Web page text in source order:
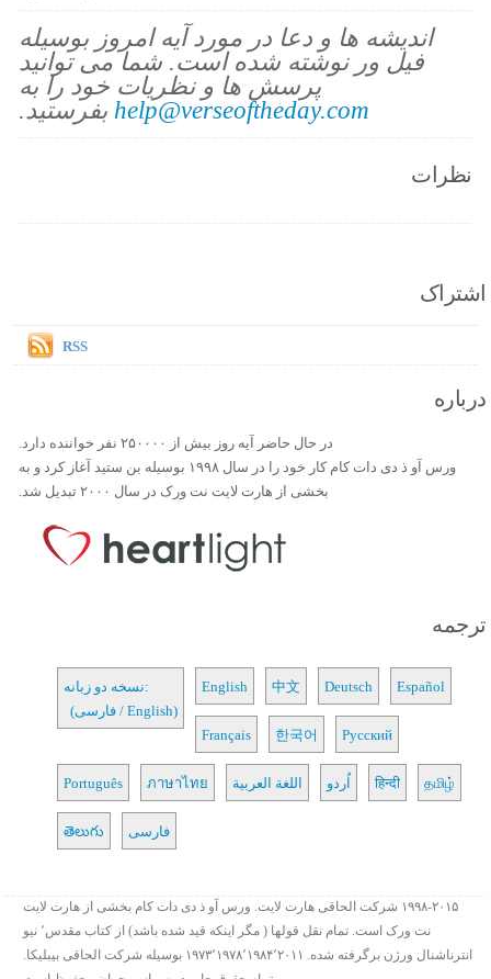
اندیشه ها و دعا در مورد آیه امروز بوسیله
فیل ور نوشته شده است. شما می توانید
پرسش ها و نظریات خود را به
help@verseoftheday.com بفرستید.
نظرات
اشتراک
RSS
درباره
در حال حاضر آیه روز بیش از ۲۵۰۰۰۰ نفر خواننده دارد.
ورس آو ذ دی دات کام کار خود را در سال ۱۹۹۸ بوسیله بن ستید آغاز کرد و به
بخشی از هارت لایت نت ورک در سال ۲۰۰۰ تبدیل شد.
ترجمه
نسخه دو زبانه:
(فارسی / English)
English 中文 Deutsch Español
Français 한국어 Русский
Português ภาษาไทย اللغة العربية اُردو हिन्दी தமிழ்
తెలుగు فارسی
۱۹۹۸-۲۰۱۵ شرکت الحاقی هارت لایت. ورس آو ذ دی دات کام بخشی از هارت لایت
نت ورک است. تمام نقل قولها ( مگر اینکه قید شده باشد) از کتاب مقدس٬ نیو
انترناشنال ورژن برگرفته شده. ۱۹۷۳٬۱۹۷۸٬۱۹۸۴٬۲۰۱۱ بوسیله شرکت الحاقی بیبلیکا.